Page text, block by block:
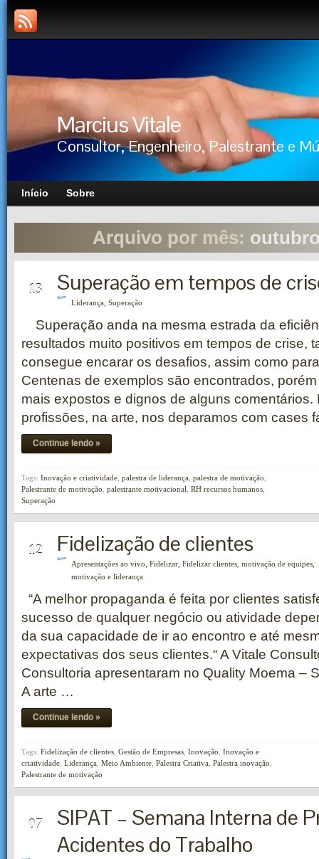
Marcius Vitale
Consultor, Engenheiro, Palestrante e
Início Sobre
Arquivo por mês:
13 Superação em tempos de
Liderança Superação
Superação anda na mesma estrada da
resultados muito positivos em tempos de crise,
consegue encarar os desafios, assim como
Centenas de exemplos são encontrados,
mais expostos e dignos de alguns comentários.
profissões, na arte, nos deparamos com cases
Continue lendo »
Tags: Inovação e criatividade palestra de liderança palestra de motivação
Palestrante de motivação palestrante motivacional RH recursos humanos
Superação
12 Fidelização de clientes
Apresentações ao vivo Fidelizar Fidelizar clientes motivação de equipes
motivação e liderança
“A melhor propaganda é feita por clientes
sucesso de qualquer negócio ou atividade
da sua capacidade de ir ao encontro e até
expectativas dos seus clientes.“ A Vitale
Consultoria apresentaram no Quality Moema –
A arte …
Continue lendo »
Tags: Fidelização de clientes Gestão de Empresas Inovação Inovação e
criatividade Liderança Meio Ambiente Palestra Criativa Palestra inovação
Palestrante de motivação
07
SIPAT – Semana Interna de
Acidentes do Trabalho